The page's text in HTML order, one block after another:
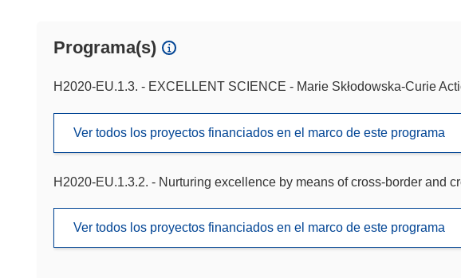
Programa(s)
H2020-EU.1.3. - EXCELLENT SCIENCE - Marie Skłodowska-Curie
Ver todos los proyectos financiados en el marco de este programa
H2020-EU.1.3.2. - Nurturing excellence by means of cross-border and
Ver todos los proyectos financiados en el marco de este programa